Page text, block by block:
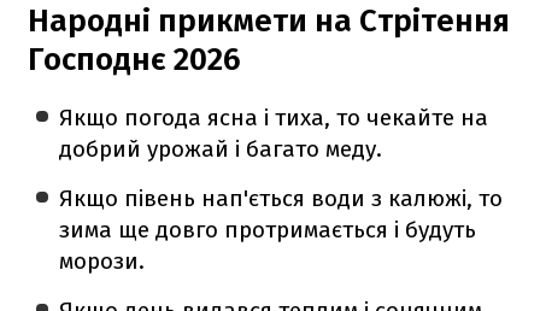
Народні прикмети на Стрітення
Господнє 2026
Якщо погода ясна і тиха, то чекайте на
добрий урожай і багато меду.
Якщо півень нап'ється води з калюжі, то
зима ще довго протримається і будуть
морози.